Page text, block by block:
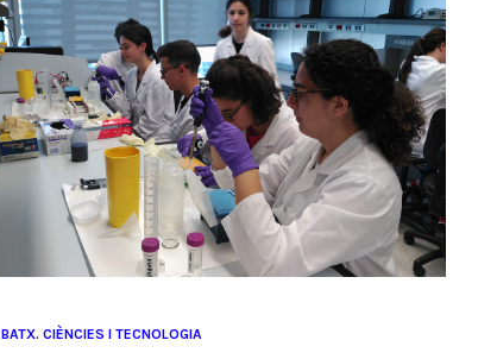
BATX. CIÈNCIES I TECNOLOGIA